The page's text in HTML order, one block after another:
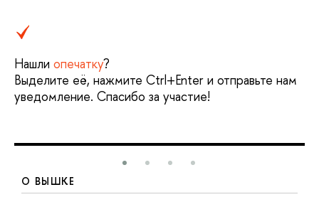
Нашли опечатку?
Выделите её, нажмите Ctrl+Enter и отправьте нам
уведомление. Спасибо за участие!
О ВЫШКЕ